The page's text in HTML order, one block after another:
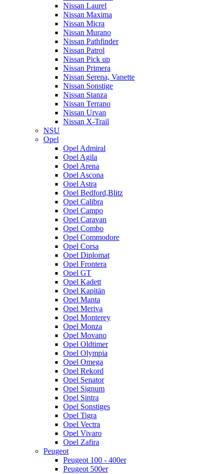
Nissan Laurel
Nissan Maxima
Nissan Micra
Nissan Murano
Nissan Pathfinder
Nissan Patrol
Nissan Pick up
Nissan Primera
Nissan Serena, Vanette
Nissan Sonstige
Nissan Stanza
Nissan Terrano
Nissan Urvan
Nissan X-Trail
NSU
Opel
Opel Admiral
Opel Agila
Opel Arena
Opel Ascona
Opel Astra
Opel Bedford,Blitz
Opel Calibra
Opel Campo
Opel Caravan
Opel Combo
Opel Commodore
Opel Corsa
Opel Diplomat
Opel Frontera
Opel GT
Opel Kadett
Opel Kapitän
Opel Manta
Opel Meriva
Opel Monterey
Opel Monza
Opel Movano
Opel Oldtimer
Opel Olympia
Opel Omega
Opel Rekord
Opel Senator
Opel Signum
Opel Sintra
Opel Sonstiges
Opel Tigra
Opel Vectra
Opel Vivaro
Opel Zafira
Peugeot
Peugeot 100 - 400er
Peugeot 500er